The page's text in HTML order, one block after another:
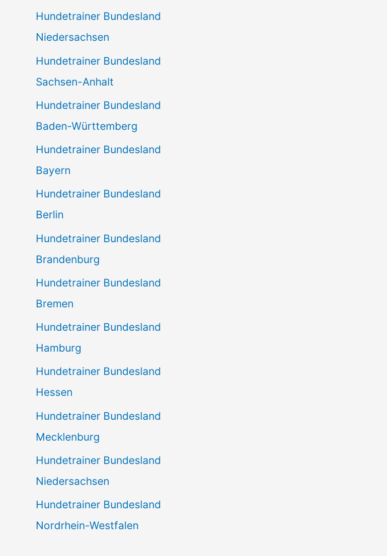
Hundetrainer Bundesland
Niedersachsen
Hundetrainer Bundesland
Sachsen-Anhalt
Hundetrainer Bundesland
Baden-Württemberg
Hundetrainer Bundesland
Bayern
Hundetrainer Bundesland
Berlin
Hundetrainer Bundesland
Brandenburg
Hundetrainer Bundesland
Bremen
Hundetrainer Bundesland
Hamburg
Hundetrainer Bundesland
Hessen
Hundetrainer Bundesland
Mecklenburg
Hundetrainer Bundesland
Niedersachsen
Hundetrainer Bundesland
Nordrhein-Westfalen